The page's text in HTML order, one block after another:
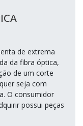
de extrema
da fibra óptica,
de um corte
seja com
O consumidor
possui peças